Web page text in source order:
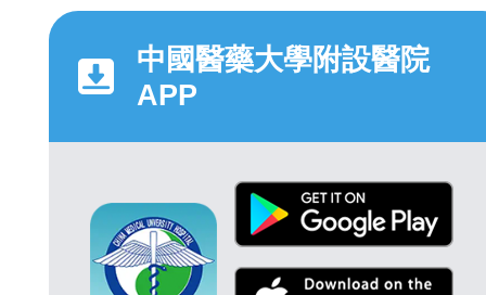
中國醫藥大學附設醫院
APP